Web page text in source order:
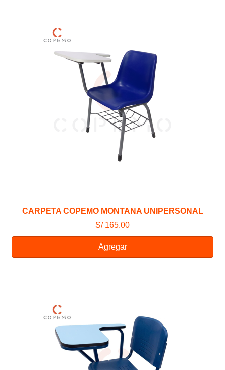
CARPETA COPEMO MONTANA UNIPERSONAL
S/ 165.00
Agregar